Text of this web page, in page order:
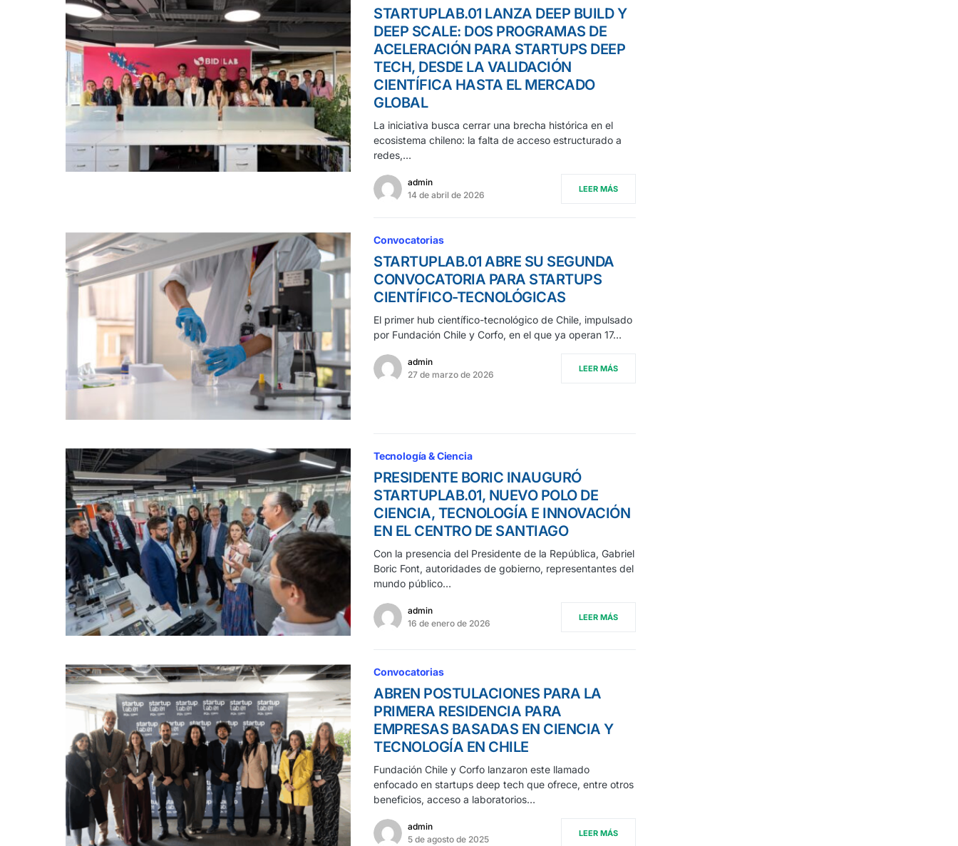
STARTUPLAB.01 LANZA DEEP BUILD Y
DEEP SCALE: DOS PROGRAMAS DE
ACELERACIÓN PARA STARTUPS DEEP
TECH, DESDE LA VALIDACIÓN
CIENTÍFICA HASTA EL MERCADO
GLOBAL
La iniciativa busca cerrar una brecha histórica en el
ecosistema chileno: la falta de acceso estructurado a
redes,…
admin
14 de abril de 2026
LEER MÁS
Convocatorias
STARTUPLAB.01 ABRE SU SEGUNDA
CONVOCATORIA PARA STARTUPS
CIENTÍFICO-TECNOLÓGICAS
El primer hub científico-tecnológico de Chile, impulsado
por Fundación Chile y Corfo, en el que ya operan 17…
admin
27 de marzo de 2026
LEER MÁS
Tecnología & Ciencia
PRESIDENTE BORIC INAUGURÓ
STARTUPLAB.01, NUEVO POLO DE
CIENCIA, TECNOLOGÍA E INNOVACIÓN
EN EL CENTRO DE SANTIAGO
Con la presencia del Presidente de la República, Gabriel
Boric Font, autoridades de gobierno, representantes del
mundo público…
admin
16 de enero de 2026
LEER MÁS
Convocatorias
ABREN POSTULACIONES PARA LA
PRIMERA RESIDENCIA PARA
EMPRESAS BASADAS EN CIENCIA Y
TECNOLOGÍA EN CHILE
Fundación Chile y Corfo lanzaron este llamado
enfocado en startups deep tech que ofrece, entre otros
beneficios, acceso a laboratorios…
admin
5 de agosto de 2025
LEER MÁS